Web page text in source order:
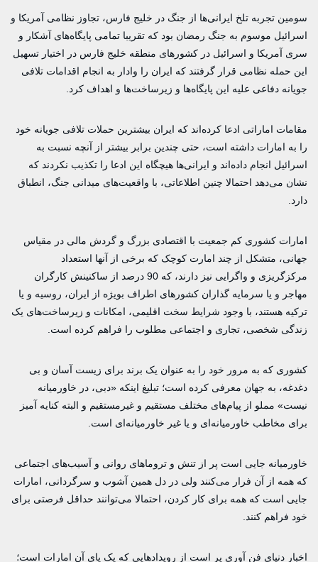
سومین تجربه تلخ ایرانی‌ها از جنگ در خلیج فارس، تجاوز نظامی آمریکا و
اسرائیل موسوم به جنگ رمضان بود که تقریبا تمامی پایگاه‌های آشکار و
سری آمریکا و اسرائیل در کشورهای منطقه خلیج فارس در اختیار تسهیل
این حمله نظامی قرار گرفتند که ایران را وادار به انجام اقدامات تلافی
جویانه دفاعی علیه این پایگاه‌ها و زیرساخت‌ها و اهداف کرد.
مقامات اماراتی ادعا کرده‌اند که ایران بیشترین حملات تلافی جویانه خود
را به امارات داشته است، حتی چندین برابر بیشتر از آنچه نسبت به
اسرائیل انجام داده‌اند و ایرانی‌ها هیچگاه این ادعا را تکذیب نکردند که
نشان می‌دهد احتمالا چنین اطلاعاتی، با واقعیت‌های میدانی جنگ، انطباق
دارد.
امارات کشوری کم جمعیت با اقتصادی بزرگ و گردش مالی در مقیاس
جهانی، متشکل از چند امارت کوچک که برخی از آنها استعداد
مرکزگریزی و واگرایی نیز دارند، که 90 درصد از ساکنینش کارگران
مهاجر و یا سرمایه گذاران کشورهای اطراف بویژه از ایران، روسیه و یا
ترکیه هستند، با وجود شرایط سخت اقلیمی، امکانات و زیرساخت‌های یک
زندگی شخصی، تجاری و اجتماعی مطلوب را فراهم کرده است.
کشوری که به مرور خود را به عنوان یک برند برای زیست آسان و بی
دغدغه، به جهان معرفی کرده است؛ تبلیغ اینکه «دبی، در خاورمیانه
نیست» مملو از پیام‌های مختلف مستقیم و غیرمستقیم و البته کنایه آمیز
برای مخاطب خاورمیانه‌ای و یا غیر خاورمیانه‌ای است.
خاورمیانه جایی است پر از تنش و تروماهای روانی و آسیب‌های اجتماعی
که همه از آن فرار می‌کنند ولی در دل همین آشوب و سرگردانی، امارات
جایی است که همه برای کار کردن، احتمالا می‌توانند حداقل فرصتی برای
خود فراهم کنند.
اخبار دنیای فن آوری پر است از رویدادهایی که یک پای آن امارات است؛